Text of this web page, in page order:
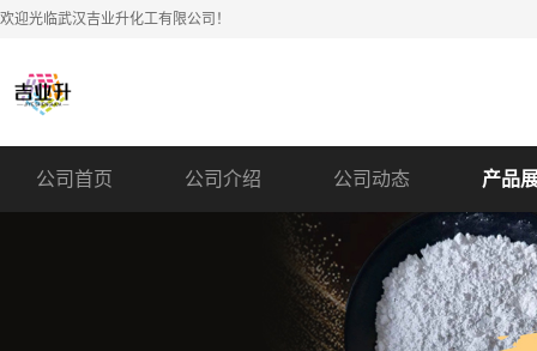
欢迎光临武汉吉业升化工有限公司！
公司首页 公司介绍 公司动态 产品